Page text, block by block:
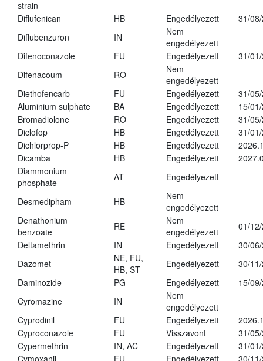
strain
Diflufenican HB Engedélyezett
31/
Diflubenzuron
IN
Nem
engedélyezett
Difenoconazole
FU Engedélyezett
31/
Difenacoum
RO
Nem
engedélyezett
Diethofencarb
FU Engedélyezett
31/
Aluminium sulphate
BA Engedélyezett
15/
Bromadiolone
RO Engedélyezett
31/
Diclofop
HB Engedélyezett
31/
Dichlorprop-P
HB Engedélyezett
Dicamba
HB Engedélyezett
Diammonium
phosphate
AT Engedélyezett -
Desmedipham HB
Nem
engedélyezett
-
Denathonium
benzoate
RE
Nem
engedélyezett
01/
Deltamethrin
IN Engedélyezett
30/
Dazomet
NE, FU,
HB, ST
Engedélyezett
30/
Daminozide
PG Engedélyezett
15/
Cyromazine
IN
Nem
engedélyezett
Cyprodinil
FU Engedélyezett
Cyproconazole
FU Visszavont
31/
Cypermethrin
IN, AC Engedélyezett
31/